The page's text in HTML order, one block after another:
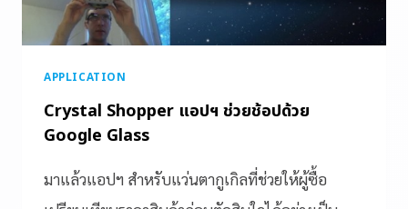
APPLICATION
Crystal Shopper แอปฯ ช่วยช้อปด้วย
Google Glass
มาแล้วแอปฯ สำหรับแว่นตากูเกิลที่ช่วยให้ผู้ซื้อ